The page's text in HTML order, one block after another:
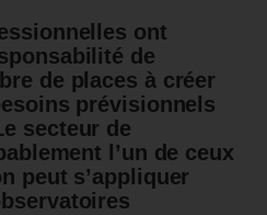
ont
de
de places à créer
prévisionnels
secteur de
l’un de ceux
peut s’appliquer